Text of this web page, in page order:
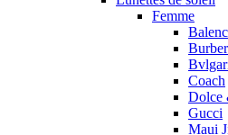
Femme
Coach
Dolce
Gucci
Maui